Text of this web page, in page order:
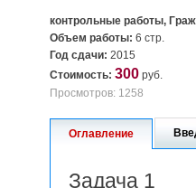
контрольные работы,
Объем работы: 6 стр.
Год сдачи: 2015
Стоимость: 300 руб.
Просмотров: 1258
Оглавление
Задача 1